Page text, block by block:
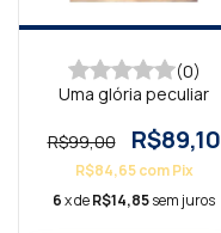
(0)
Uma glória peculiar
R$99,00 R$89,10
R$84,65com Pix
6x deR$14,85sem juros